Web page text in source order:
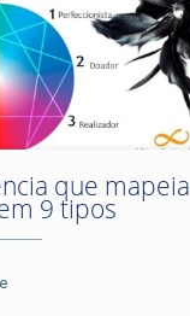
que mapeia
9 tipos